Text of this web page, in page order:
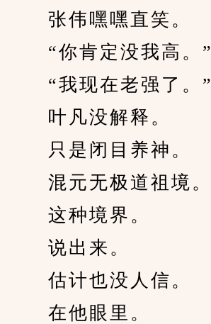
张伟嘿嘿直笑。
“你肯定没我高。”
“我现在老强了。”
叶凡没解释。
只是闭目养神。
混元无极道祖境。
这种境界。
说出来。
估计也没人信。
在他眼里。